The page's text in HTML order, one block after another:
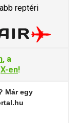
reptéri
, a
X-en!
Már egy